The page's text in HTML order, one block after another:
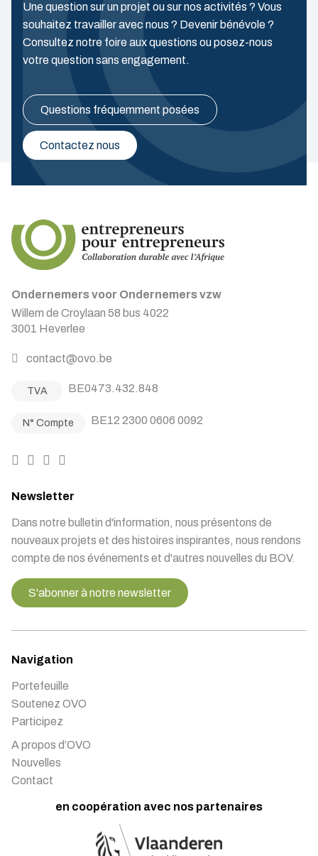
Une question sur un projet ou sur nos activités ? Vous
souhaitez travailler avec nous ? Devenir bénévole ?
Consultez notre foire aux questions ou posez-nous
votre question sans engagement.
Questions fréquemment posées
Contactez nous
Ondernemers voor Ondernemers vzw
Willem de Croylaan 58 bus 4022
3001 Heverlee
contact@ovo.be
TVA BE0473.432.848
N° Compte BE12 2300 0606 0092
Newsletter
Dans notre bulletin d'information, nous présentons de
nouveaux projets et des histoires inspirantes, nous rendons
compte de nos événements et d'autres nouvelles du BOV.
S'abonner à notre newsletter
Navigation
Portefeuille
Soutenez OVO
Participez
A propos d’OVO
Nouvelles
Contact
en coopération avec nos partenaires